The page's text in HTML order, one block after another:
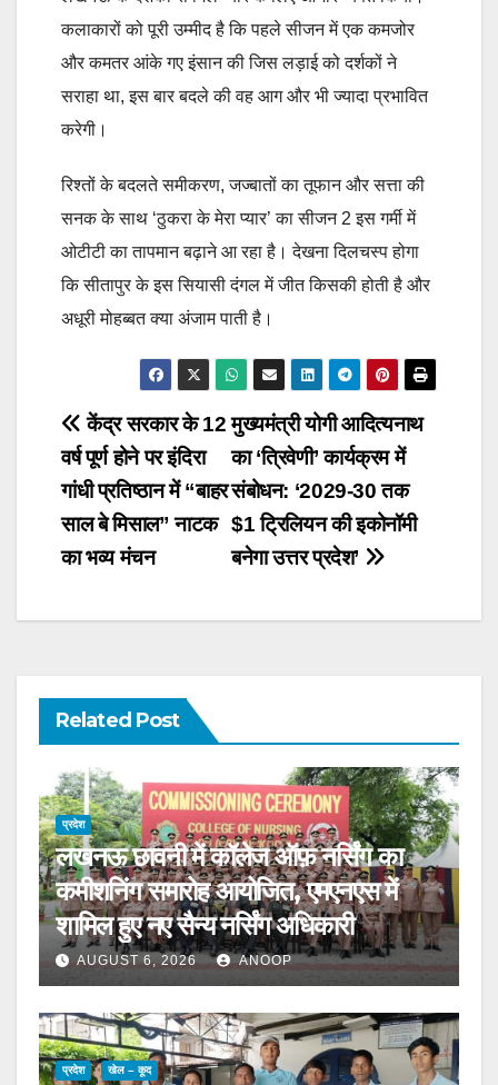
कलाकारों को पूरी उम्मीद है कि पहले सीजन में एक कमजोर
और कमतर आंके गए इंसान की जिस लड़ाई को दर्शकों ने
सराहा था, इस बार बदले की वह आग और भी ज्यादा प्रभावित
करेगी।
रिश्तों के बदलते समीकरण, जज्बातों का तूफान और सत्ता की
सनक के साथ ‘ठुकरा के मेरा प्यार’ का सीजन 2 इस गर्मी में
ओटीटी का तापमान बढ़ाने आ रहा है। देखना दिलचस्प होगा
कि सीतापुर के इस सियासी दंगल में जीत किसकी होती है और
अधूरी मोहब्बत क्या अंजाम पाती है।
Post
navigation
मुख्यमंत्री योगी आदित्यनाथ
का ‘त्रिवेणी’ कार्यक्रम में
संबोधन: ‘2029-30 तक
$1 ट्रिलियन की इकोनॉमी
बनेगा उत्तर प्रदेश’
केंद्र सरकार के 12
वर्ष पूर्ण होने पर इंदिरा
गांधी प्रतिष्ठान में “बाहर
साल बे मिसाल” नाटक
का भव्य मंचन
Related Post
प्रदेश
लखनऊ छावनी में कॉलेज ऑफ़ नर्सिंग का
कमीशनिंग समारोह आयोजित, एमएनएस में
शामिल हुए नए सैन्य नर्सिंग अधिकारी
AUGUST 6, 2026 ANOOP
प्रदेश खेल – कूद